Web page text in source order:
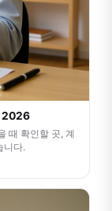
2026
때 확인할 곳, 계
니다.